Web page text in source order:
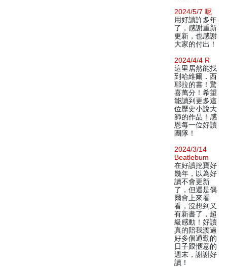
2024/5/7 呢
用好讀許多年
了，感謝重新
更新，也感謝
大家的付出！
2024/4/4 R
這里居然能找
到哈維爾．西
耶拉的書！驚
喜萬分！希望
能讀到更多這
位歷史小說大
師的作品！感
恩每一位好讀
團隊！
2024/3/14
Beatlebum
在好讀挖寶好
幾年，以為好
讀不會更新
了，但還是偶
爾會上來看
看，沒想到又
有新書了，超
級感動！好讀
真的陪我渡過
好多個通勤的
日子跟愜意的
週末，謝謝好
讀！